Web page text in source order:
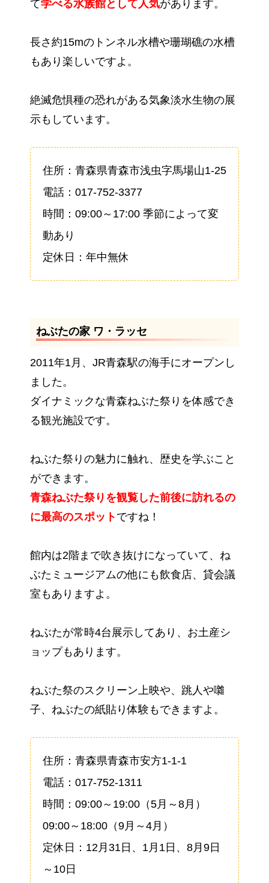
て学べる水族館として人気があります。
長さ約15mのトンネル水槽や珊瑚礁の水槽
もあり楽しいですよ。
絶滅危惧種の恐れがある気象淡水生物の展
示もしています。
住所：青森県青森市浅虫字馬場山1-25
電話：017-752-3377
時間：09:00～17:00 季節によって変
動あり
定休日：年中無休
ねぶたの家 ワ・ラッセ
2011年1月、JR青森駅の海手にオープンし
ました。
ダイナミックな青森ねぶた祭りを体感でき
る観光施設です。
ねぶた祭りの魅力に触れ、歴史を学ぶこと
ができます。
青森ねぶた祭りを観覧した前後に訪れるの
に最高のスポット ですね！
館内は2階まで吹き抜けになっていて、ね
ぶたミュージアムの他にも飲食店、貸会議
室もありますよ。
ねぶたが常時4台展示してあり、お土産シ
ョップもあります。
ねぶた祭のスクリーン上映や、跳人や囃
子、ねぶたの紙貼り体験もできますよ。
住所：青森県青森市安方1-1-1
電話：017-752-1311
時間：09:00～19:00（5月～8月）
09:00～18:00（9月～4月）
定休日：12月31日、1月1日、8月9日
～10日